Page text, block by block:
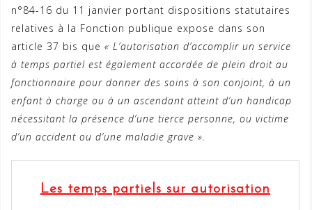
n°84-16 du 11 janvier portant dispositions statutaires
relatives à la Fonction publique expose dans son
article 37 bis que « L’autorisation d’accomplir un service
à temps partiel est également accordée de plein droit au
fonctionnaire pour donner des soins à son conjoint, à un
enfant à charge ou à un ascendant atteint d’un handicap
nécessitant la présence d’une tierce personne, ou victime
d’un accident ou d’une maladie grave ».
Les temps partiels sur autorisation